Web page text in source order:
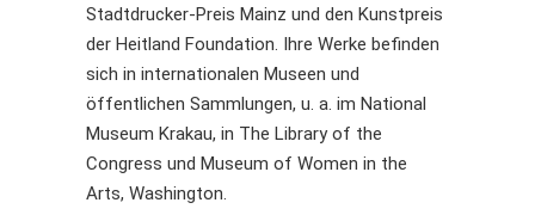
Stadtdrucker-Preis Mainz und den Kunstpreis
der Heitland Foundation. Ihre Werke befinden
sich in internationalen Museen und
öffentlichen Sammlungen, u. a. im National
Museum Krakau, in The Library of the
Congress und Museum of Women in the
Arts, Washington.